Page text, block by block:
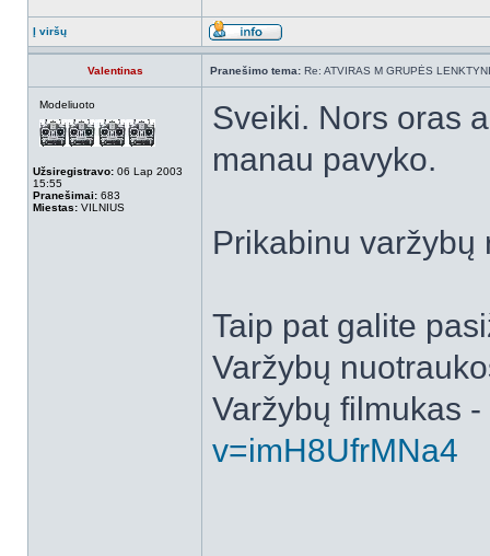
Į viršų
Valentinas Pranešimo tema: Re: ATVIRAS M GRUPĖS
Modeliuoto
Užsiregistravo: 06 Lap 2003
15:55
Pranešimai: 683
Miestas: VILNIUS
Sveiki. Nors oras
manau pavyko.
Prikabinu varžybų
Taip pat galite
Varžybų
Varžybų filmukas -
v=imH8UfrMNa4